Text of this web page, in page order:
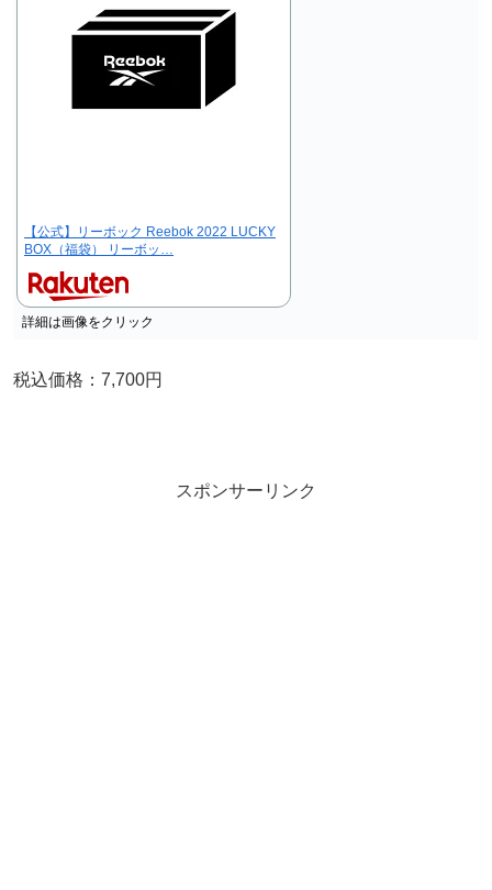
【公式】リーボック Reebok 2022 LUCKY
BOX（福袋） リーボッ…
詳細は画像をクリック
税込価格：7,700円
スポンサーリンク